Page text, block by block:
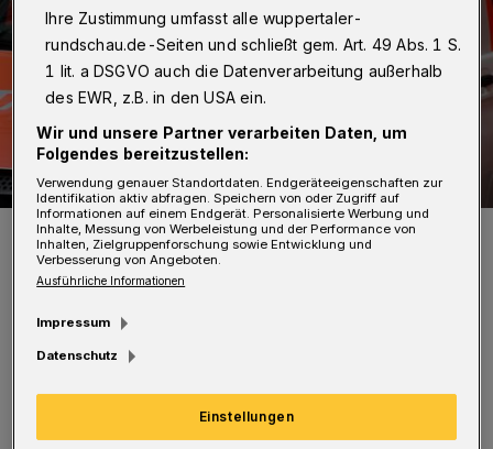
Symbolfoto.
Foto: Polizei
Nach ersten Ermittlungen wechselte ein Seat-
Fahrer (66) aus Wetter den Fahrstreifen und
Ihre Zustimmung umfasst alle wuppertaler-
rundschau.de-Seiten und schließt gem. Art. 49 Abs. 1 S.
1 lit. a DSGVO auch die Datenverarbeitung außerhalb
des EWR, z.B. in den USA ein.
Wir und unsere Partner verarbeiten Daten, um
Folgendes bereitzustellen:
Verwendung genauer Standortdaten. Endgeräteeigenschaften zur
Identifikation aktiv abfragen. Speichern von oder Zugriff auf
Informationen auf einem Endgerät. Personalisierte Werbung und
Inhalte, Messung von Werbeleistung und der Performance von
Inhalten, Zielgruppenforschung sowie Entwicklung und
Verbesserung von Angeboten.
Ausführliche Informationen
Impressum
Datenschutz
Einstellungen